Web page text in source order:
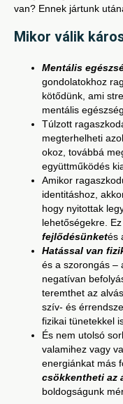
van? Ennek jártunk
Mikor válik
Mentális
gondolatokhoz
kötődünk, ami
mentális
Túlzott
megterhelheti
okoz, továbbá
együttműködés
Amikor
identitáshoz,
hogy nyitottak
lehetőségekre.
fejlődésünketés
Hatással van
és a szorongás –
negatívan
teremthet az
szív- és
fizikai tünetekkel
És nem utolsó
valamihez vagy
energiánkat más
csökkentheti az
boldogságunk